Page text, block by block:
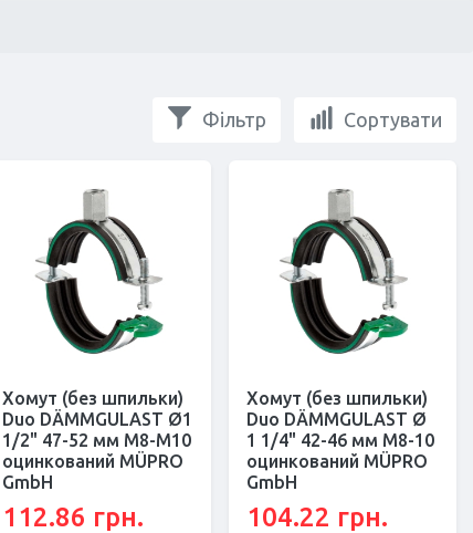
Фільтр Сортувати
Хомут (без шпильки)
Duo DÄMMGULAST Ø1
1/2" 47-52 мм M8-M10
оцинкований MÜPRO
GmbH
112.86 грн.
Хомут (без шпильки)
Duo DÄMMGULAST Ø
1 1/4" 42-46 мм M8-10
оцинкований MÜPRO
GmbH
104.22 грн.